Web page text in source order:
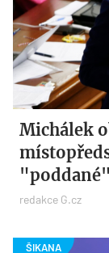
Michálek
"poddané"
redakce G.cz